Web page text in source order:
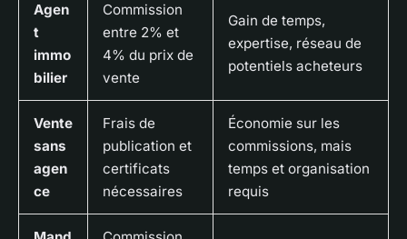
Agen
t
immo
bilier
Commission
entre 2% et
4% du prix de
vente
Gain de temps,
expertise, réseau de
potentiels acheteurs
Vente
sans
agen
ce
Frais de
publication et
certificats
nécessaires
Économie sur les
commissions, mais
temps et organisation
requis